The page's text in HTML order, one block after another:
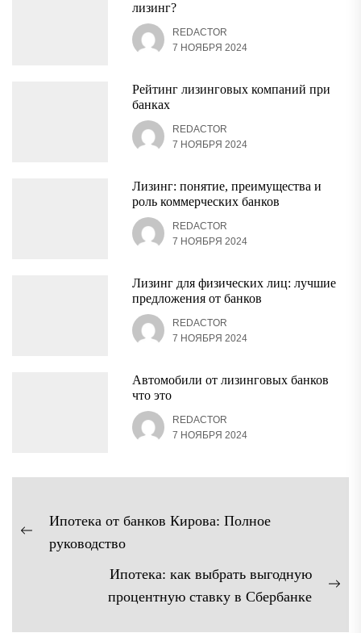
лизинг?
REDACTOR
7 НОЯБРЯ 2024
Рейтинг лизинговых компаний при
банках
REDACTOR
7 НОЯБРЯ 2024
Лизинг: понятие, преимущества и
роль коммерческих банков
REDACTOR
7 НОЯБРЯ 2024
Лизинг для физических лиц: лучшие
предложения от банков
REDACTOR
7 НОЯБРЯ 2024
Автомобили от лизинговых банков
что это
REDACTOR
7 НОЯБРЯ 2024
Навигация
поПредыдущая
Ипотека от банков Кирова: Полное
руководство
Ипотека: как выбрать выгодную
процентную ставку в Сбербанке